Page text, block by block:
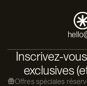
Inscrivez-
exclusives
Offres spéciales